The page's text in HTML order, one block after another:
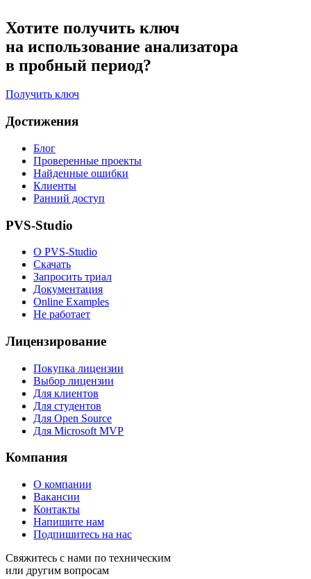
Хотите получить ключ
на использование анализатора
в пробный период?
Получить ключ
Достижения
Блог
Проверенные проекты
Найденные ошибки
Клиенты
Ранний доступ
PVS-Studio
О PVS-Studio
Скачать
Запросить триал
Документация
Online Examples
Не работает
Лицензирование
Покупка лицензии
Выбор лицензии
Для клиентов
Для студентов
Для Open Source
Для Microsoft MVP
Компания
О компании
Вакансии
Контакты
Напишите нам
Подпишитесь на нас
Свяжитесь с нами по техническим
или другим вопросам